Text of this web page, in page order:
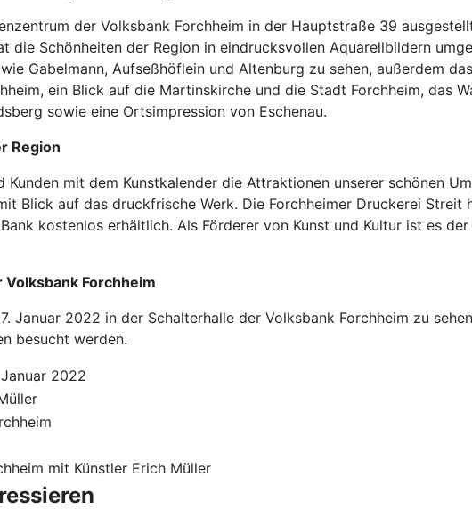
der Volksbank Forchheim in der Hauptstraße 39
die Schönheiten der Region in eindrucksvollen Aquarellbildern
Gabelmann, Aufseßhöflein und Altenburg zu sehen, außerdem
ein Blick auf die Martinskirche und die Stadt Forchheim, das
sowie eine Ortsimpression von Eschenau.
Region
Kunden mit dem Kunstkalender die Attraktionen unserer schönen
Blick auf das druckfrische Werk. Die Forchheimer Druckerei
kostenlos erhältlich. Als Förderer von Kunst und Kultur ist es
Forchheim
Januar 2022 in der Schalterhalle der Volksbank Forchheim zu
besucht werden.
2022
mit Künstler Erich Müller